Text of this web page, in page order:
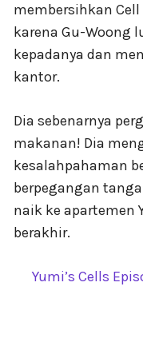
membersihkan
karena Gu-Woong
kepadanya dan
kantor.
Dia sebenarnya
makanan! Dia
kesalahpahaman
berpegangan
naik ke apartemen
berakhir.
Yumi’s Cells